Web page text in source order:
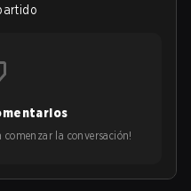
comenzar la conversación!